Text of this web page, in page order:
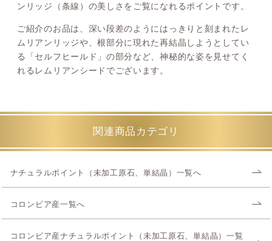
ンリッジ（条線）の美しさをご覧になれるポイントです。
ご紹介のお品は、深い段差のようにはっきりと刻まれたレ
ムリアンリッジや、根部分に現れた再結晶しようとしてい
る「セルフヒールド」の部分など、神秘的な姿を見せてく
れるレムリアンシードでございます。
関連商品カテゴリ
ナチュラルポイント（未加工原石、単結晶）一覧へ
コロンビア産一覧へ
コロンビア産ナチュラルポイント（未加工原石、単結晶）一覧